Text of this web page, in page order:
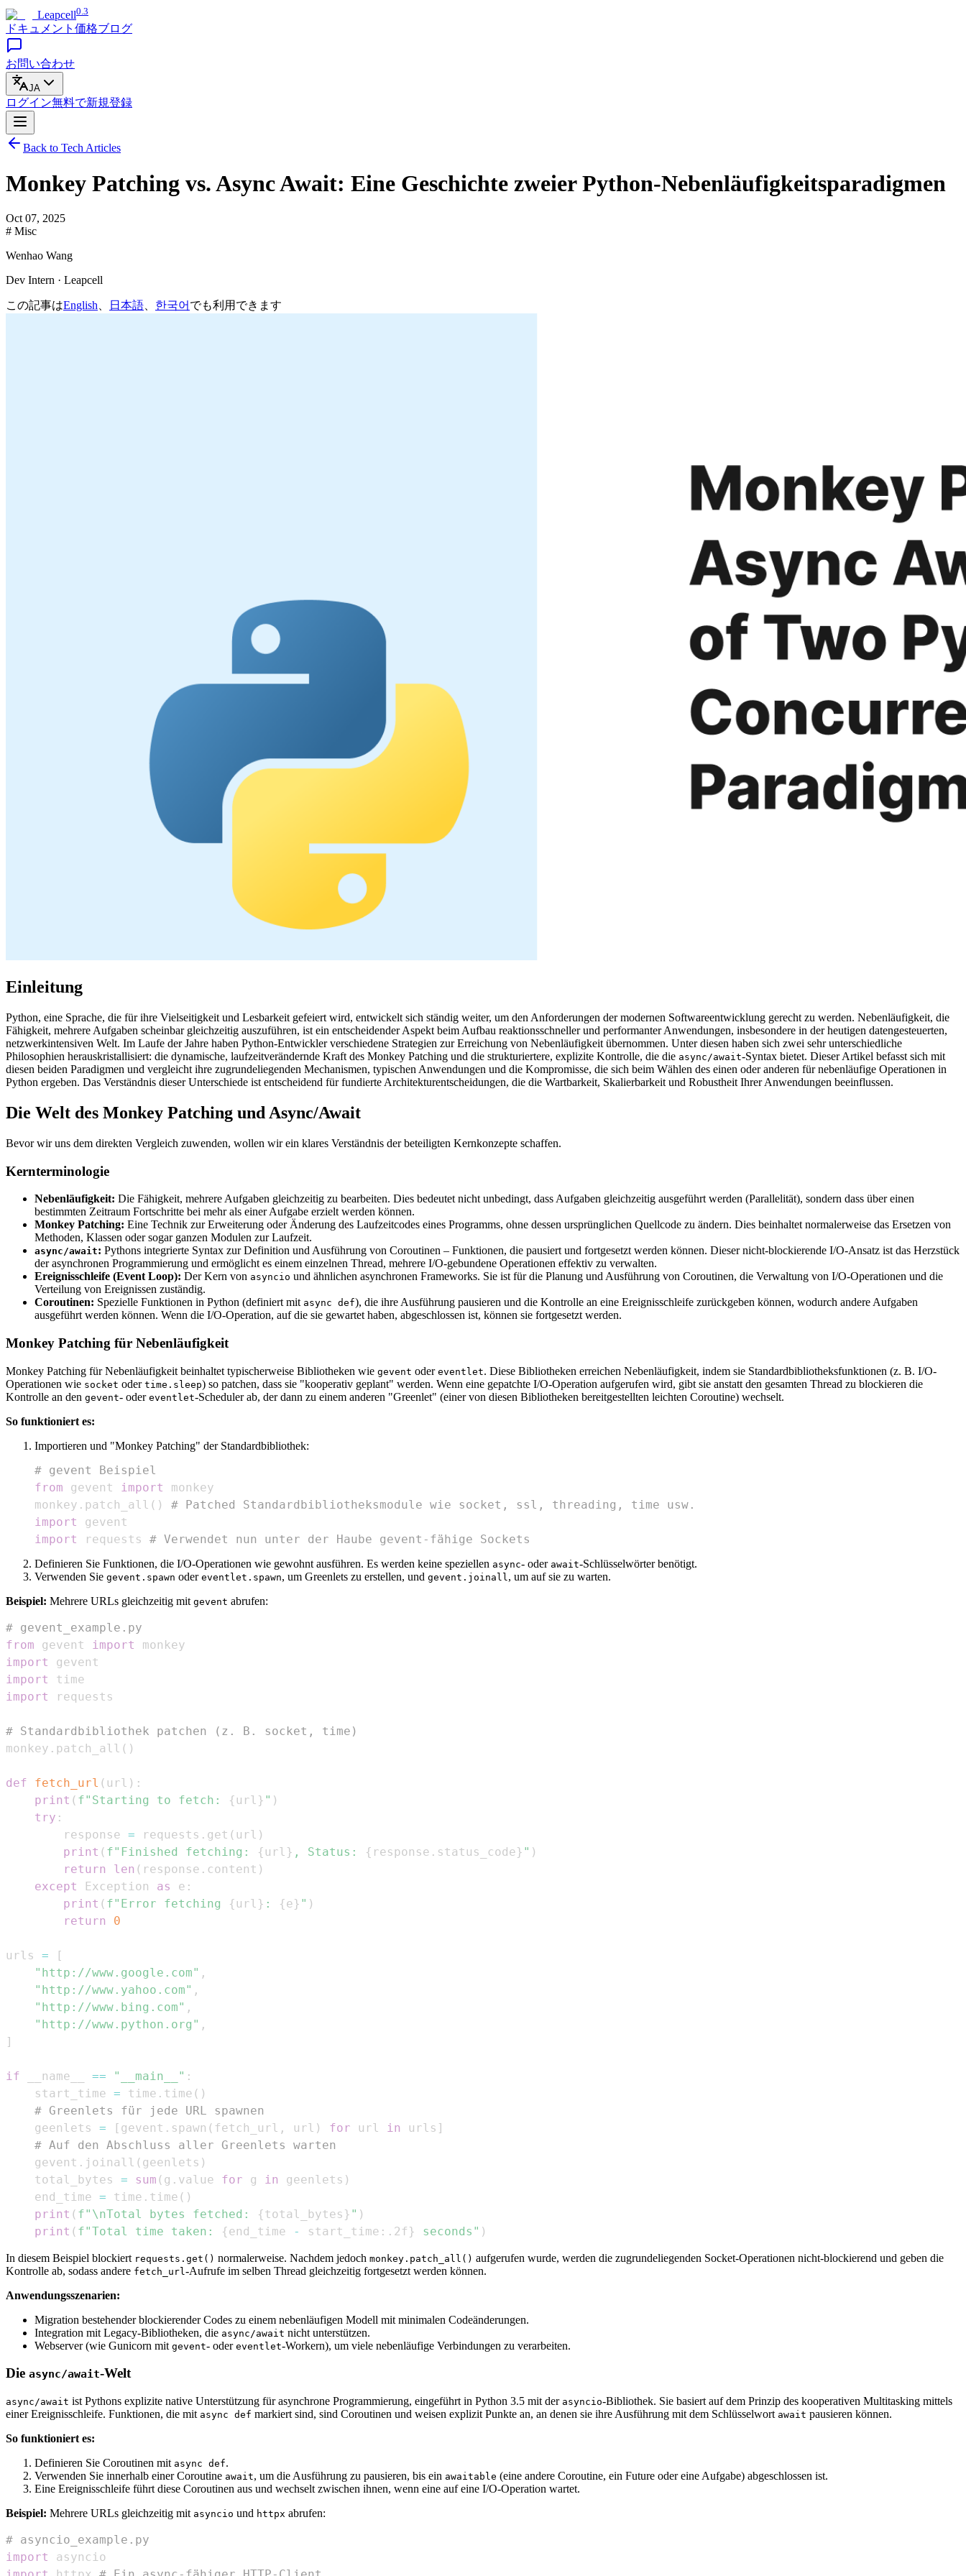
Leapcell0.3
ドキュメント 価格ブログ
お問い合わせ
JA
ログイン無料で新規登録
Back to Tech Articles
Monkey Patching vs. Async Await: Eine Geschichte zweier Python-Nebenläufigkeitsparadigmen
Oct 07, 2025
# Misc
Wenhao Wang
Dev Intern · Leapcell
この記事はEnglish 日本語 한국어 でも利用できます
Einleitung
Python, eine Sprache, die für ihre Vielseitigkeit und Lesbarkeit gefeiert wird, entwickelt sich ständig weiter, um den Anforderungen der modernen Softwareentwicklung gerecht zu werden. Nebenläufigkeit, die
Fähigkeit, mehrere Aufgaben scheinbar gleichzeitig auszuführen, ist ein entscheidender Aspekt beim Aufbau reaktionsschneller und performanter Anwendungen, insbesondere in der heutigen datengesteuerten,
netzwerkintensiven Welt. Im Laufe der Jahre haben Python-Entwickler verschiedene Strategien zur Erreichung von Nebenläufigkeit übernommen. Unter diesen haben sich zwei sehr unterschiedliche
Philosophien herauskristallisiert: die dynamische, laufzeitverändernde Kraft des Monkey Patching und die strukturiertere, explizite Kontrolle, die die async/await-Syntax bietet. Dieser Artikel befasst sich mit
diesen beiden Paradigmen und vergleicht ihre zugrundeliegenden Mechanismen, typischen Anwendungen und die Kompromisse, die sich beim Wählen des einen oder anderen für nebenläufige Operationen in
Python ergeben. Das Verständnis dieser Unterschiede ist entscheidend für fundierte Architekturentscheidungen, die die Wartbarkeit, Skalierbarkeit und Robustheit Ihrer Anwendungen beeinflussen.
Die Welt des Monkey Patching und Async/Await
Bevor wir uns dem direkten Vergleich zuwenden, wollen wir ein klares Verständnis der beteiligten Kernkonzepte schaffen.
Kernterminologie
Nebenläufigkeit: Die Fähigkeit, mehrere Aufgaben gleichzeitig zu bearbeiten. Dies bedeutet nicht unbedingt, dass Aufgaben gleichzeitig ausgeführt werden (Parallelität), sondern dass über einen
bestimmten Zeitraum Fortschritte bei mehr als einer Aufgabe erzielt werden können.
Monkey Patching: Eine Technik zur Erweiterung oder Änderung des Laufzeitcodes eines Programms, ohne dessen ursprünglichen Quellcode zu ändern. Dies beinhaltet normalerweise das Ersetzen von
Methoden, Klassen oder sogar ganzen Modulen zur Laufzeit.
async/await: Pythons integrierte Syntax zur Definition und Ausführung von Coroutinen – Funktionen, die pausiert und fortgesetzt werden können. Dieser nicht-blockierende I/O-Ansatz ist das Herzstück
der asynchronen Programmierung und ermöglicht es einem einzelnen Thread, mehrere I/O-gebundene Operationen effektiv zu verwalten.
Ereignisschleife (Event Loop): Der Kern von asyncio und ähnlichen asynchronen Frameworks. Sie ist für die Planung und Ausführung von Coroutinen, die Verwaltung von I/O-Operationen und die
Verteilung von Ereignissen zuständig.
Coroutinen: Spezielle Funktionen in Python (definiert mit async def), die ihre Ausführung pausieren und die Kontrolle an eine Ereignisschleife zurückgeben können, wodurch andere Aufgaben
ausgeführt werden können. Wenn die I/O-Operation, auf die sie gewartet haben, abgeschlossen ist, können sie fortgesetzt werden.
Monkey Patching für Nebenläufigkeit
Monkey Patching für Nebenläufigkeit beinhaltet typischerweise Bibliotheken wie gevent oder eventlet. Diese Bibliotheken erreichen Nebenläufigkeit, indem sie Standardbibliotheksfunktionen (z. B. I/O-
Operationen wie socket oder time.sleep) so patchen, dass sie "kooperativ geplant" werden. Wenn eine gepatchte I/O-Operation aufgerufen wird, gibt sie anstatt den gesamten Thread zu blockieren die
Kontrolle an den gevent- oder eventlet-Scheduler ab, der dann zu einem anderen "Greenlet" (einer von diesen Bibliotheken bereitgestellten leichten Coroutine) wechselt.
So funktioniert es:
Importieren und "Monkey Patching" der Standardbibliothek:
# gevent Beispiel
from gevent import
monkey . patch_all ( )
# Patched Standardbibliotheksmodule wie socket, ssl, threading, time usw.
import
import
requests # Verwendet nun unter der Haube gevent-fähige Sockets
Definieren Sie Funktionen, die I/O-Operationen wie gewohnt ausführen. Es werden keine speziellen async- oder await-Schlüsselwörter benötigt.
Verwenden Sie gevent.spawn oder eventlet.spawn, um Greenlets zu erstellen, und gevent.joinall , um auf sie zu warten.
Beispiel: Mehrere URLs gleichzeitig mit gevent abrufen:
# gevent_example.py
from gevent import
import
import
import
# Standardbibliothek patchen (z. B. socket, time)
monkey . patch_all ( )
def fetch_url ( url ) :
print ( f"Starting to fetch: {url } " )
try :
        response
= requests . get ( url )
print ( f"Finished fetching: {url } , Status: { response . status_code} " )
return
len ( response . content )
except
Exception as e :
print ( f"Error fetching {url } : {e} " )
return
0
urls =
[
"http://www.google.com" ,
"http://www.yahoo.com" ,
"http://www.bing.com" ,
"http://www.python.org" ,
]
if __name__ == "__main__" :
    start_time
= time . time ( )
# Greenlets für jede URL spawnen
    geenlets
= [ gevent . spawn ( fetch_url , url ) for url in urls ]
# Auf den Abschluss aller Greenlets warten
    gevent
. joinall ( geenlets )
    total_bytes
= sum ( g . value for g in geenlets )
    end_time
= time . time ( )
print ( f"\nTotal bytes fetched: {total_bytes } " )
print ( f"Total time taken: {end_time - start_time : .2f } seconds" )
In diesem Beispiel blockiert requests.get() normalerweise. Nachdem jedoch monkey.patch_all() aufgerufen wurde, werden die zugrundeliegenden Socket-Operationen nicht-blockierend und geben die
Kontrolle ab, sodass andere fetch_url -Aufrufe im selben Thread gleichzeitig fortgesetzt werden können.
Anwendungsszenarien:
Migration bestehender blockierender Codes zu einem nebenläufigen Modell mit minimalen Codeänderungen.
Integration mit Legacy-Bibliotheken, die async/await nicht unterstützen.
Webserver (wie Gunicorn mit gevent- oder eventlet-Workern), um viele nebenläufige Verbindungen zu verarbeiten.
Die async/await-Welt
async/await ist Pythons explizite native Unterstützung für asynchrone Programmierung, eingeführt in Python 3.5 mit der asyncio-Bibliothek. Sie basiert auf dem Prinzip des kooperativen Multitasking mittels
einer Ereignisschleife. Funktionen, die mit async def markiert sind, sind Coroutinen und weisen explizit Punkte an, an denen sie ihre Ausführung mit dem Schlüsselwort await pausieren können.
So funktioniert es:
Definieren Sie Coroutinen mit async def.
Verwenden Sie innerhalb einer Coroutine await, um die Ausführung zu pausieren, bis ein awaitable (eine andere Coroutine, ein Future oder eine Aufgabe) abgeschlossen ist.
Eine Ereignisschleife führt diese Coroutinen aus und wechselt zwischen ihnen, wenn eine auf eine I/O-Operation wartet.
Beispiel: Mehrere URLs gleichzeitig mit asyncio und httpx abrufen:
# asyncio_example.py
import